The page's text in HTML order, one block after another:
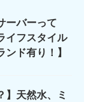
ーバーって
イフスタイル
ド有り！】
】天然水、ミ